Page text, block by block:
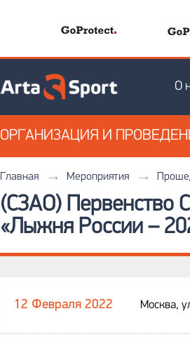
О
ОРГАНИЗАЦИЯ И
Главная Мероприятия
(СЗАО) Первенство
«Лыжня России –
12 Февраля 2022 Москва,